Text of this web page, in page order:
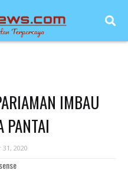
IMBAU
PANTAI
2020